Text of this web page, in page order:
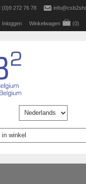
(0)9 272 76 78
Inloggen Winkelwagen (0)